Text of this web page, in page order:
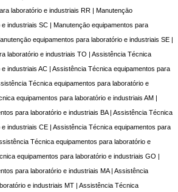
laboratório e industriais RR | Manutençāo
industriais SC | Manutençāo equipamentos para
equipamentos para laboratório e industriais SE |
laboratório e industriais TO | Assistência Técnica
industriais AC | Assistência Técnica equipamentos para
Técnica equipamentos para laboratório e
equipamentos para laboratório e industriais AM |
para laboratório e industriais BA | Assistência Técnica
industriais CE | Assistência Técnica equipamentos para
Técnica equipamentos para laboratório e
equipamentos para laboratório e industriais GO |
para laboratório e industriais MA | Assistência
e industriais MT | Assistência Técnica